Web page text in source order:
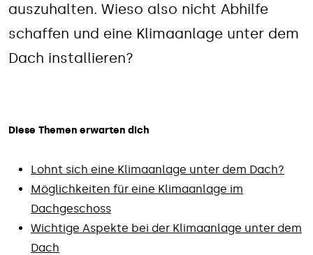
auszuhalten. Wieso also nicht Abhilfe
schaffen und eine Klimaanlage unter dem
Dach installieren?
Diese Themen erwarten dich
Lohnt sich eine Klimaanlage unter dem Dach?
Möglichkeiten für eine Klimaanlage im
Dachgeschoss
Wichtige Aspekte bei der Klimaanlage unter dem
Dach